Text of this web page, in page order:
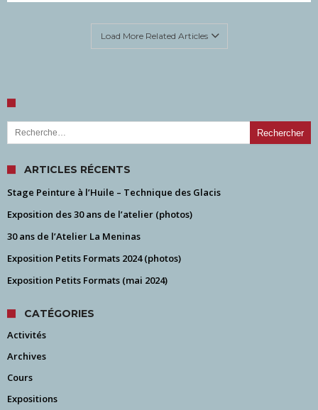
Load More Related Articles
Rechercher :
ARTICLES RÉCENTS
Stage Peinture à l’Huile – Technique des Glacis
Exposition des 30 ans de l’atelier (photos)
30 ans de l’Atelier La Meninas
Exposition Petits Formats 2024 (photos)
Exposition Petits Formats (mai 2024)
CATÉGORIES
Activités
Archives
Cours
Expositions